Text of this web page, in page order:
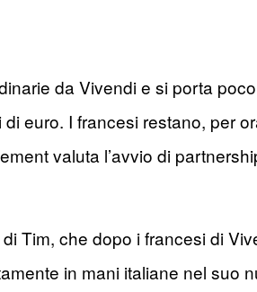
da Vivendi e si porta
euro. I francesi restano, per
valuta l’avvio di
Tim, che dopo i francesi di
in mani italiane nel suo